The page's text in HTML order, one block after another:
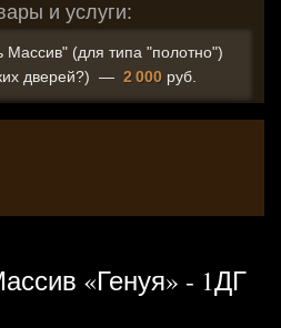
и услуги:
(для типа "полотно")
дверей?) — 2 000 руб.
«Генуя» - 1ДГ